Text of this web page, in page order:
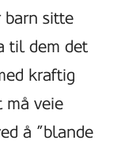
barn sitte
til dem det
kraftig
må veie
å ”blande